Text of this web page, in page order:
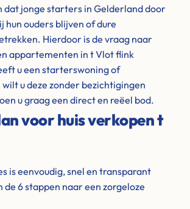
dat jonge starters in Gelderland door
hun ouders blijven of dure
Hierdoor is de vraag naar
appartementen in t Vlot flink
u een starterswoning of
u deze zonder bezichtigingen
u graag een direct en reëel bod.
voor huis verkopen t
is eenvoudig, snel en transparant
6 stappen naar een zorgeloze